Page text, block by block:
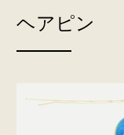
ヘアピン